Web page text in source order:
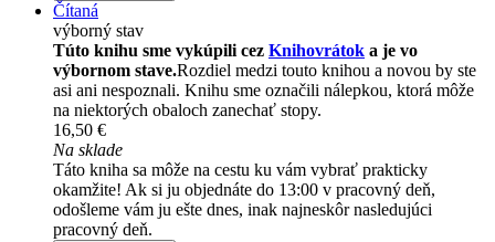
Čítaná
výborný stav
Túto knihu sme vykúpili cez Knihovrátok a je vo
výbornom stave.Rozdiel medzi touto knihou a novou by ste
asi ani nespoznali. Knihu sme označili nálepkou, ktorá môže
na niektorých obaloch zanechať stopy.
16,50 €
Na sklade
Táto kniha sa môže na cestu ku vám vybrať prakticky
okamžite! Ak si ju objednáte do 13:00 v pracovný deň,
odošleme vám ju ešte dnes, inak najneskôr nasledujúci
pracovný deň.